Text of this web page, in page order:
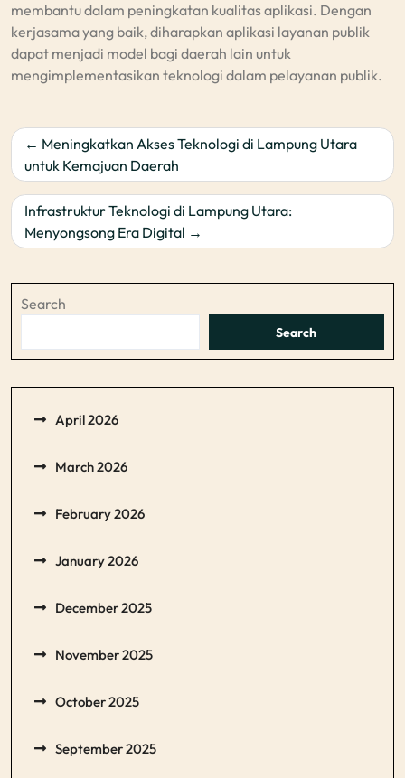
membantu dalam peningkatan kualitas aplikasi. Dengan
kerjasama yang baik, diharapkan aplikasi layanan publik
dapat menjadi model bagi daerah lain untuk
mengimplementasikan teknologi dalam pelayanan publik.
Post
navigation
Meningkatkan Akses Teknologi di Lampung Utara
untuk Kemajuan Daerah
Infrastruktur Teknologi di Lampung Utara:
Menyongsong Era Digital
Search
Search
April 2026
March 2026
February 2026
January 2026
December 2025
November 2025
October 2025
September 2025